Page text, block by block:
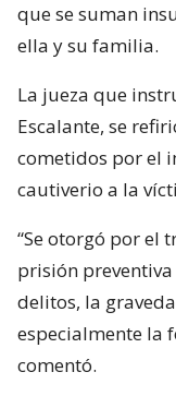
que se suman
ella y su familia.
La jueza que
Escalante, se
cometidos por el
cautiverio a la
“Se otorgó por el
prisión
delitos, la
especialmente la
comentó.